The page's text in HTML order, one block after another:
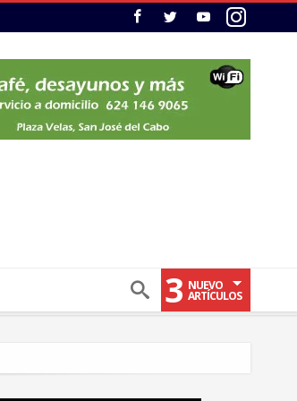
3 NUEVO
ARTÍCULOS